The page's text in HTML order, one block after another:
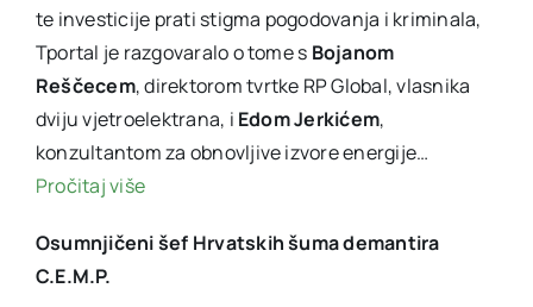
te investicije prati stigma pogodovanja i kriminala,
Tportal je razgovaralo o tome s Bojanom
Reščecem, direktorom tvrtke RP Global, vlasnika
dviju vjetroelektrana, i Edom Jerkićem,
konzultantom za obnovljive izvore energije…
Pročitaj više
Osumnjičeni šef Hrvatskih šuma demantira
C.E.M.P.